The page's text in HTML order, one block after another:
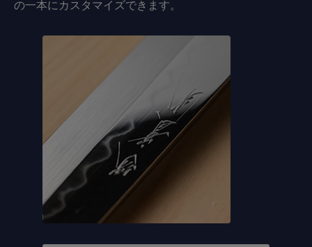
の一本にカスタマイズできます。